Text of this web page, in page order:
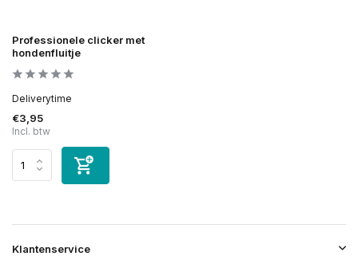
Professionele clicker met
hondenfluitje
Deliverytime
€3,95
Incl. btw
Klantenservice